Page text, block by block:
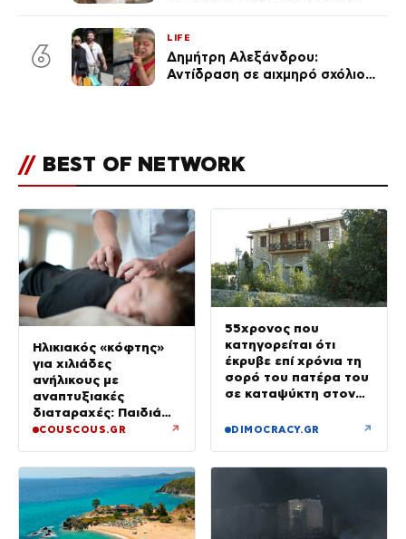
6
LIFE
Δημήτρη Αλεξάνδρου:
Αντίδραση σε αιχμηρό σχόλιο
// BEST OF NETWORK
Ηλικιακός «κόφτης»
για χιλιάδες
ανήλικους με
αναπτυξιακές
διαταραχές: Παιδιά
ενός κατώτερου θεού
COUSCOUS.GR ↗
55χρονος που
κατηγορείται ότι
έκρυβε επί χρόνια τη
σορό του πατέρα του
σε καταψύκτη στον
του λόγια στους
DIMOCRACY.GR ↗